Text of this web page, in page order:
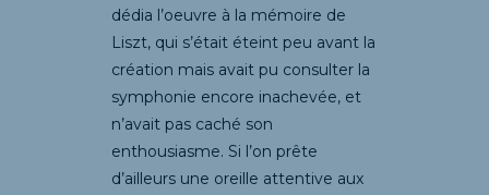
dédia l’oeuvre à la mémoire de
Liszt, qui s’était éteint peu avant la
création mais avait pu consulter la
symphonie encore inachevée, et
n’avait pas caché son
enthousiasme. Si l’on prête
d’ailleurs une oreille attentive aux